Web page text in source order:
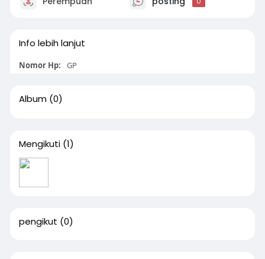
Info lebih lanjut
Nomor Hp: GP
Album (0)
Mengikuti (1)
pengikut (0)